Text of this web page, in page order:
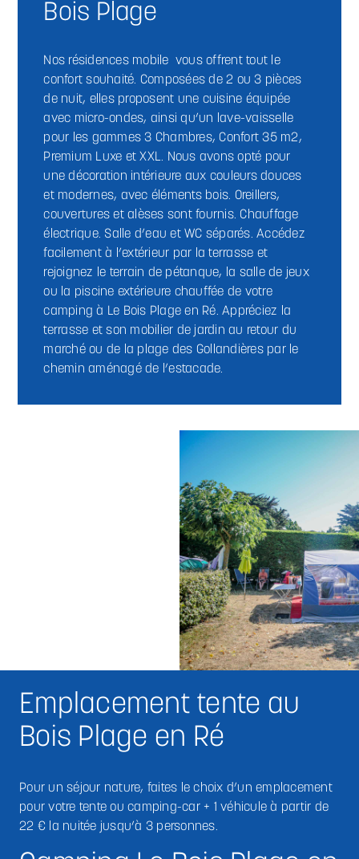
Bois Plage
Nos résidences mobile vous offrent tout le
confort souhaité. Composées de 2 ou 3 pièces
de nuit, elles proposent une cuisine équipée
avec micro-ondes, ainsi qu’un lave-vaisselle
pour les gammes 3 Chambres, Confort 35 m2,
Premium Luxe et XXL. Nous avons opté pour
une décoration intérieure aux couleurs douces
et modernes, avec éléments bois. Oreillers,
couvertures et alèses sont fournis. Chauffage
électrique. Salle d’eau et WC séparés. Accédez
facilement à l’extérieur par la terrasse et
rejoignez le terrain de pétanque, la salle de jeux
ou la piscine extérieure chauffée de votre
camping à Le Bois Plage en Ré. Appréciez la
terrasse et son mobilier de jardin au retour du
marché ou de la plage des Gollandières par le
chemin aménagé de l’estacade.
Emplacement tente au
Bois Plage en Ré
Pour un séjour nature, faites le choix d’un emplacement
pour votre tente ou camping-car + 1 véhicule à partir de
22 € la nuitée jusqu’à 3 personnes.